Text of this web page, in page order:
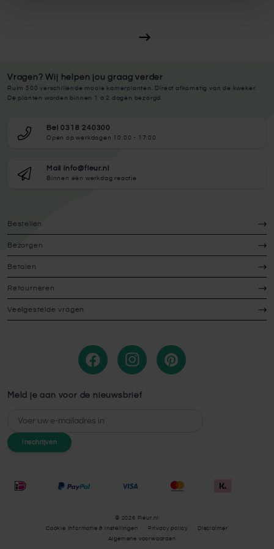
Vragen? Wij helpen jou graag verder
Ruim 500 verschillende mooie kamerplanten. Direct afkomstig van de kweker.
De planten worden binnen 1 à 2 dagen bezorgd.
Bel 0318 240300
Open op werkdagen 10:00 - 17:00
Mail info@fleur.nl
Binnen één werkdag reactie
Bestellen
Bezorgen
Betalen
Retourneren
Veelgestelde vragen
Meld je aan voor de nieuwsbrief
E-mailadres
Inschrijven
© 2026 Fleur.nl
Cookie Informatie & instellingen
Privacy policy
Disclaimer
Algemene voorwaarden